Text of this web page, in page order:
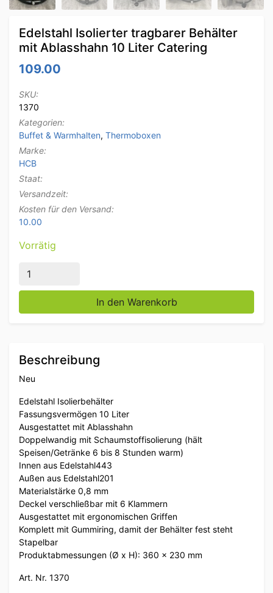
Edelstahl Isolierter tragbarer Behälter
mit Ablasshahn 10 Liter Catering
109.00
SKU:
1370
Kategorien:
Buffet & Warmhalten, Thermoboxen
Marke:
HCB
Staat:
Versandzeit:
Kosten für den Versand:
10.00
Vorrätig
Edelstahl Isolierter tragbarer Behälter mit Ablasshahn
In den Warenkorb
Beschreibung
Neu
Edelstahl Isolierbehälter
Fassungsvermögen 10 Liter
Ausgestattet mit Ablasshahn
Doppelwandig mit Schaumstoffisolierung (hält
Speisen/Getränke 6 bis 8 Stunden warm)
Innen aus Edelstahl443
Außen aus Edelstahl201
Materialstärke 0,8 mm
Deckel verschließbar mit 6 Klammern
Ausgestattet mit ergonomischen Griffen
Komplett mit Gummiring, damit der Behälter fest steht
Stapelbar
Produktabmessungen (Ø x H): 360 x 230 mm
Art. Nr. 1370